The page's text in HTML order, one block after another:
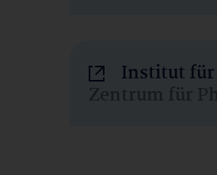
Institut für
Zentrum für